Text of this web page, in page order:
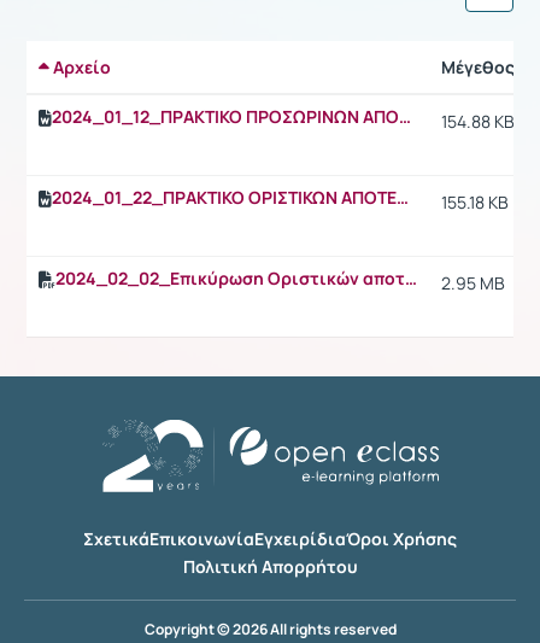
Αρχείο Μέγεθος
2024_01_12_ΠΡΑΚΤΙΚΟ ΠΡΟΣΩΡΙΝΩΝ ΑΠΟΤΕΛΕΣΜΑΤΩΝ ΠΡΑΚΤΙΚΗΣ ΑΣΚΗΣΗΣ 2023-24.docx 154.88 KB
2024_01_22_ΠΡΑΚΤΙΚΟ ΟΡΙΣΤΙΚΩΝ ΑΠΟΤΕΛΕΣΜΑΤΩΝ ΠΡΑΚΤΙΚΗΣ ΑΣΚΗΣΗΣ 2023-24.docx 155.18 KB
2024_02_02_Επικύρωση Οριστικών αποτελεσμάτων 2023-24 από ΓΣ.pdf 2.95 MB
ΣχετικάΕπικοινωνίαΕγχειρίδιαΌροι Χρήσης
Πολιτική Απορρήτου
Copyright © 2026 All rights reserved